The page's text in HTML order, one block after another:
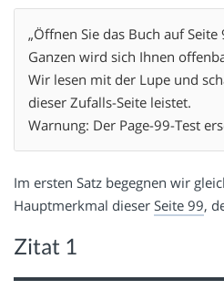
„Öffnen Sie das Buch auf
Ganzen wird sich Ihnen
Wir lesen mit der Lupe und
dieser Zufalls-Seite leistet.
Warnung: Der Page-99-Test
Im ersten Satz begegnen wir
Hauptmerkmal dieser Seite 99,
Zitat 1